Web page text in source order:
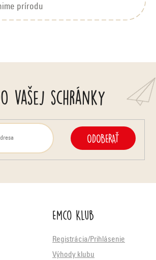
prírodu
vašej schránky
ODOBERAŤ
Emco Klub
Registrácia/Prihlásenie
Výhody klubu